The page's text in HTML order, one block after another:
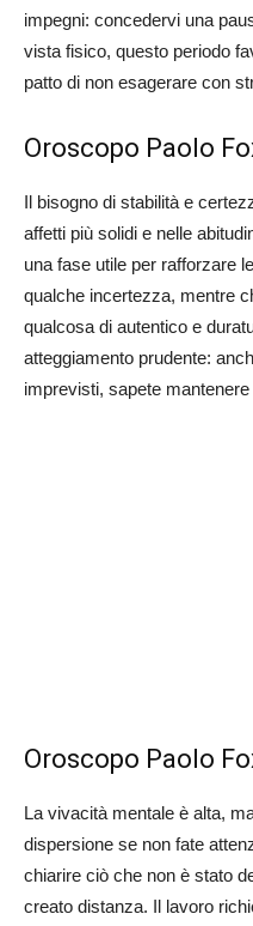
impegni: concedervi una
vista fisico, questo periodo
patto di non esagerare con
Oroscopo Paolo
Il bisogno di stabilità e
affetti più solidi e nelle
una fase utile per rafforzare
qualche incertezza, mentre
qualcosa di autentico e
atteggiamento prudente:
imprevisti, sapete mantenere
Oroscopo Paolo
La vivacità mentale è alta,
dispersione se non fate
chiarire ciò che non è stato
creato distanza. Il lavoro